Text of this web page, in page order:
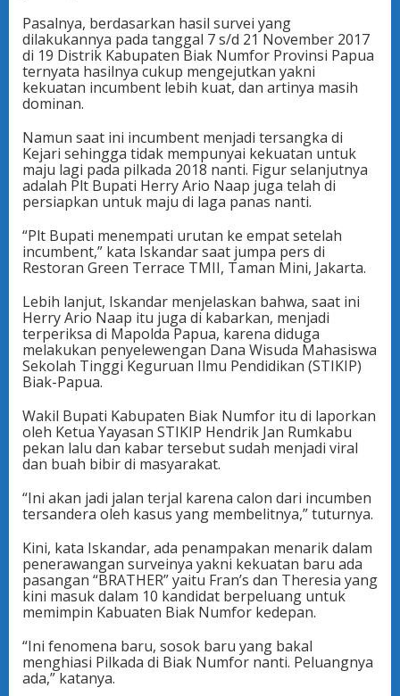
Pasalnya, berdasarkan hasil survei yang
dilakukannya pada tanggal 7 s/d 21 November 2017
di 19 Distrik Kabupaten Biak Numfor Provinsi Papua
ternyata hasilnya cukup mengejutkan yakni
kekuatan incumbent lebih kuat, dan artinya masih
dominan.
Namun saat ini incumbent menjadi tersangka di
Kejari sehingga tidak mempunyai kekuatan untuk
maju lagi pada pilkada 2018 nanti. Figur selanjutnya
adalah Plt Bupati Herry Ario Naap juga telah di
persiapkan untuk maju di laga panas nanti.
“Plt Bupati menempati urutan ke empat setelah
incumbent,” kata Iskandar saat jumpa pers di
Restoran Green Terrace TMII, Taman Mini, Jakarta.
Lebih lanjut, Iskandar menjelaskan bahwa, saat ini
Herry Ario Naap itu juga di kabarkan, menjadi
terperiksa di Mapolda Papua, karena diduga
melakukan penyelewengan Dana Wisuda Mahasiswa
Sekolah Tinggi Keguruan Ilmu Pendidikan (STIKIP)
Biak-Papua.
Wakil Bupati Kabupaten Biak Numfor itu di laporkan
oleh Ketua Yayasan STIKIP Hendrik Jan Rumkabu
pekan lalu dan kabar tersebut sudah menjadi viral
dan buah bibir di masyarakat.
“Ini akan jadi jalan terjal karena calon dari incumben
tersandera oleh kasus yang membelitnya,” tuturnya.
Kini, kata Iskandar, ada penampakan menarik dalam
penerawangan surveinya yakni kekuatan baru ada
pasangan “BRATHER” yaitu Fran’s dan Theresia yang
kini masuk dalam 10 kandidat berpeluang untuk
memimpin Kabuaten Biak Numfor kedepan.
“Ini fenomena baru, sosok baru yang bakal
menghiasi Pilkada di Biak Numfor nanti. Peluangnya
ada,” katanya.